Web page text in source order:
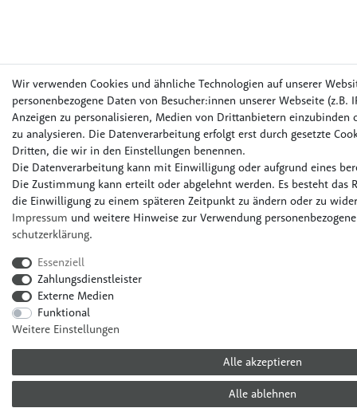
Wir verwenden Cookies und ähnliche Technologien auf unserer
personenbezogene Daten von Besucher:innen unserer Webseite (z.B.
Anzeigen zu personalisieren, Medien von Drittanbietern einzubinden
zu analysieren. Die Datenverarbeitung erfolgt erst durch gesetzte
Dritten, die wir in den Einstellungen benennen.
Die Datenverarbeitung kann mit Einwilligung oder aufgrund eines
Die Zustimmung kann erteilt oder abgelehnt werden. Es besteht das
die Einwilligung zu einem späteren Zeitpunkt zu ändern oder zu
Impressum und weitere Hinweise zur Verwendung
schutz­erklärung.
Essenziell
Zahlungsdienstleister
Externe Medien
Funktional
Weitere Einstellungen
Alle akzeptieren
Alle ablehnen